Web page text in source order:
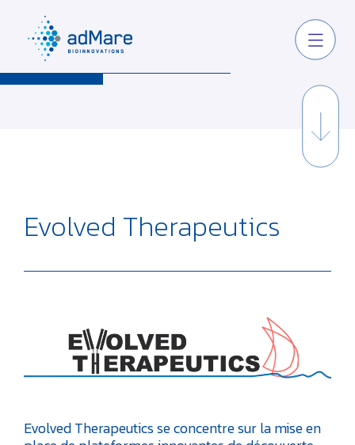
Evolved Therapeutics
Evolved Therapeutics se concentre sur la mise en